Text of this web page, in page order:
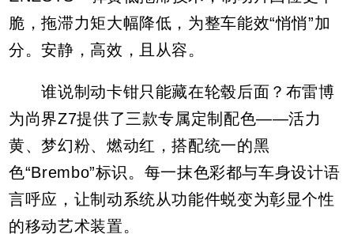
脆，拖滞力矩大幅降低，为整车能效“悄悄”加
分。安静，高效，且从容。
谁说制动卡钳只能藏在轮毂后面？布雷博
为尚界Z7提供了三款专属定制配色——活力
黄、梦幻粉、燃动红，搭配统一的黑
色“Brembo”标识。每一抹色彩都与车身设计语
言呼应，让制动系统从功能件蜕变为彰显个性
的移动艺术装置。